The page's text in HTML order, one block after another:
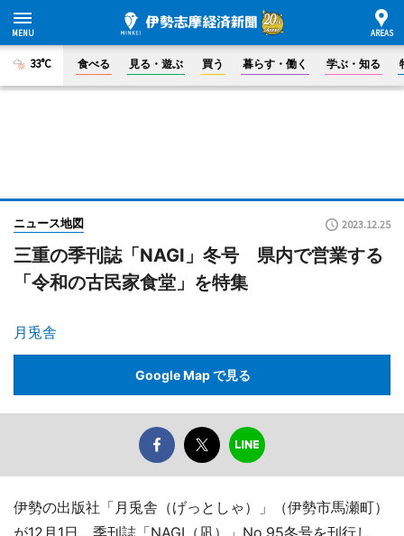
33°C 食べる 見る・遊ぶ 買う 暮らす・働く 学ぶ・知る
ニュース地図 2023.12.25
三重の季刊誌「NAGI」冬号 県内で営業する
「令和の古民家食堂」を特集
月兎舎
Google Map で見る
伊勢の出版社「月兎舎（げっとしゃ）」（伊勢市馬瀬町）